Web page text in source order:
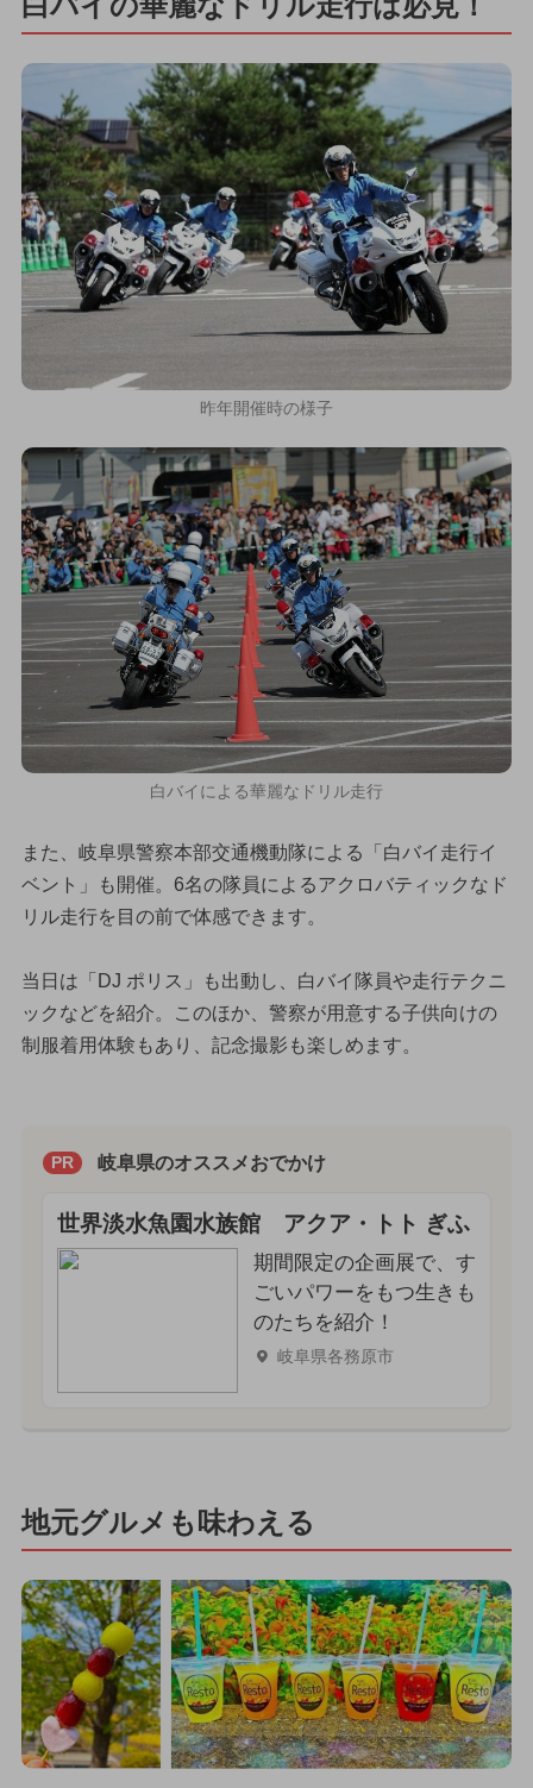
昨年開催時の様子
白バイによる華麗なドリル走行
また、岐阜県警察本部交通機動隊による「白バイ走行イ
ベント」も開催。6名の隊員によるアクロバティックなド
リル走行を目の前で体感できます。
当日は「DJ ポリス」も出動し、白バイ隊員や走行テクニ
ックなどを紹介。このほか、警察が用意する子供向けの
制服着用体験もあり、記念撮影も楽しめます。
PR 岐阜県のオススメおでかけ
世界淡水魚園水族館 アクア・トト ぎふ
期間限定の企画展で、す
ごいパワーをもつ生きも
のたちを紹介！
岐阜県各務原市
地元グルメも味わえる